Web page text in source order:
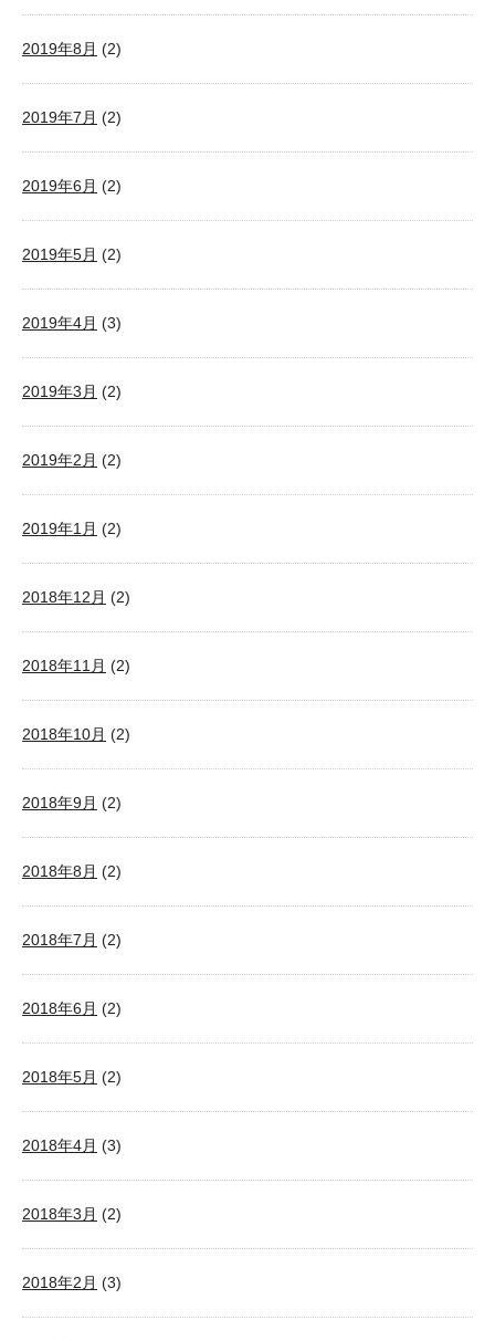
2019年8月 (2)
2019年7月 (2)
2019年6月 (2)
2019年5月 (2)
2019年4月 (3)
2019年3月 (2)
2019年2月 (2)
2019年1月 (2)
2018年12月 (2)
2018年11月 (2)
2018年10月 (2)
2018年9月 (2)
2018年8月 (2)
2018年7月 (2)
2018年6月 (2)
2018年5月 (2)
2018年4月 (3)
2018年3月 (2)
2018年2月 (3)